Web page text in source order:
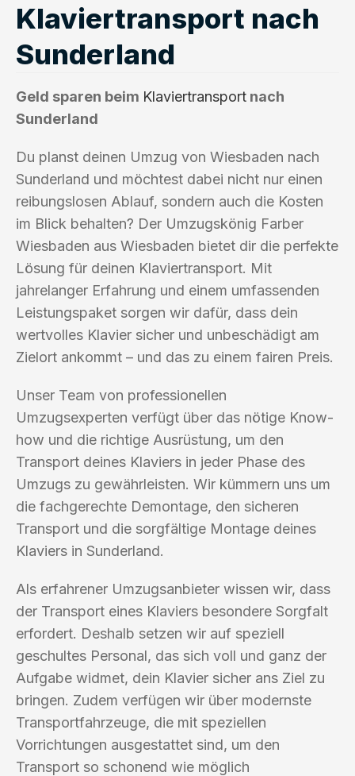
Klaviertransport nach
Sunderland
Geld sparen beim Klaviertransport nach
Sunderland
Du planst deinen Umzug von Wiesbaden nach
Sunderland und möchtest dabei nicht nur einen
reibungslosen Ablauf, sondern auch die Kosten
im Blick behalten? Der Umzugskönig Farber
Wiesbaden aus Wiesbaden bietet dir die perfekte
Lösung für deinen Klaviertransport. Mit
jahrelanger Erfahrung und einem umfassenden
Leistungspaket sorgen wir dafür, dass dein
wertvolles Klavier sicher und unbeschädigt am
Zielort ankommt – und das zu einem fairen Preis.
Unser Team von professionellen
Umzugsexperten verfügt über das nötige Know-
how und die richtige Ausrüstung, um den
Transport deines Klaviers in jeder Phase des
Umzugs zu gewährleisten. Wir kümmern uns um
die fachgerechte Demontage, den sicheren
Transport und die sorgfältige Montage deines
Klaviers in Sunderland.
Als erfahrener Umzugsanbieter wissen wir, dass
der Transport eines Klaviers besondere Sorgfalt
erfordert. Deshalb setzen wir auf speziell
geschultes Personal, das sich voll und ganz der
Aufgabe widmet, dein Klavier sicher ans Ziel zu
bringen. Zudem verfügen wir über modernste
Transportfahrzeuge, die mit speziellen
Vorrichtungen ausgestattet sind, um den
Transport so schonend wie möglich